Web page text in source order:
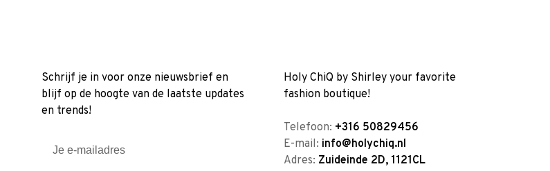
Schrijf je in voor onze nieuwsbrief en
blijf op de hoogte van de laatste updates
en trends!
Holy ChiQ by Shirley your favorite
fashion boutique!
Telefoon: +316 50829456
E-mail: info@holychiq.nl
Adres: Zuideinde 2D, 1121CL